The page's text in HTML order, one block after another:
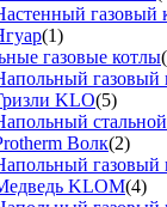
газовый
(1)
газовые котлы
газовый
KLO(5)
Волк(2)
газовый
KLOM(4)